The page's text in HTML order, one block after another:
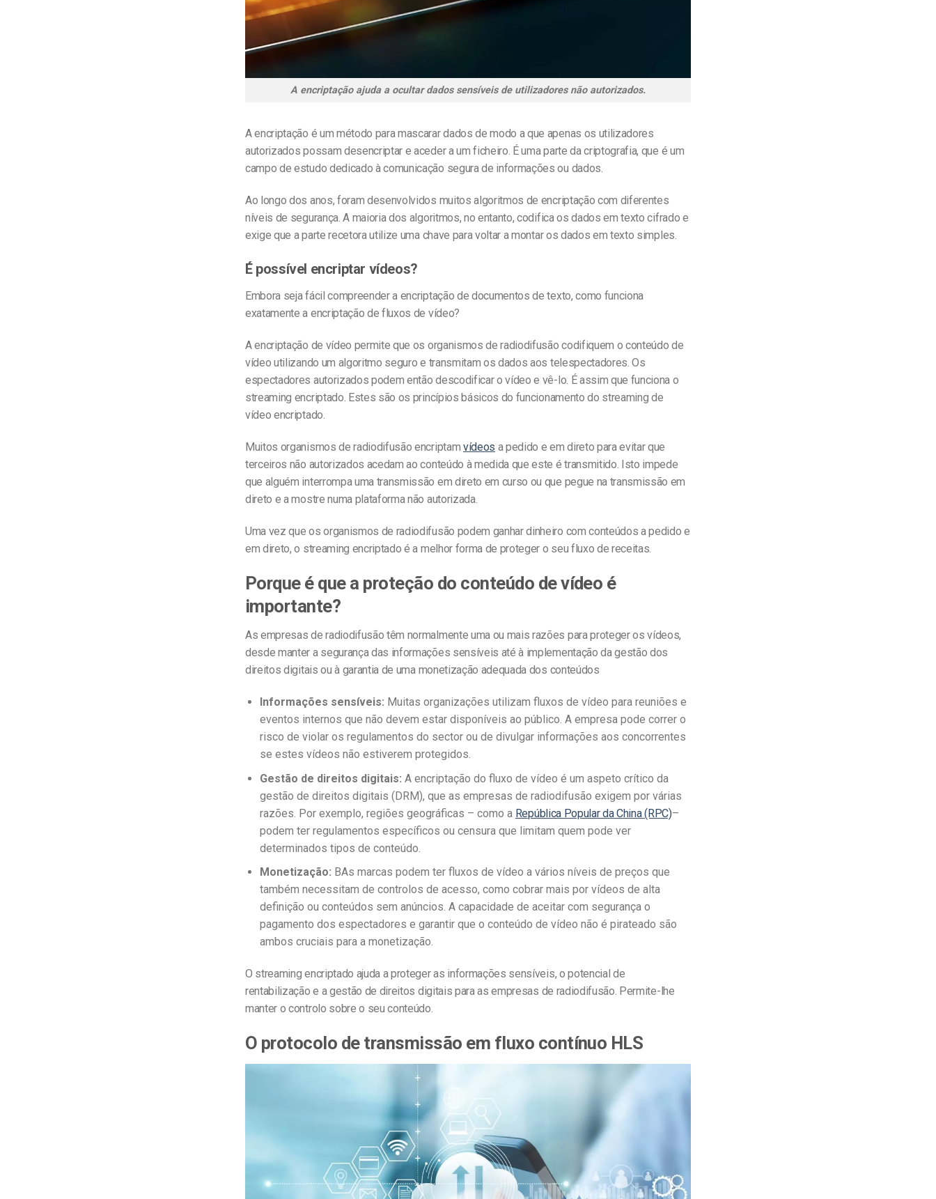
A encriptação ajuda a ocultar dados sensíveis de utilizadores não autorizados.
A encriptação é um método para mascarar dados de modo a que apenas os utilizadores
autorizados possam desencriptar e aceder a um ficheiro. É uma parte da criptografia, que é um
campo de estudo dedicado à comunicação segura de informações ou dados.
Ao longo dos anos, foram desenvolvidos muitos algoritmos de encriptação com diferentes
níveis de segurança. A maioria dos algoritmos, no entanto, codifica os dados em texto cifrado e
exige que a parte recetora utilize uma chave para voltar a montar os dados em texto simples.
É possível encriptar vídeos?
Embora seja fácil compreender a encriptação de documentos de texto, como funciona
exatamente a encriptação de fluxos de vídeo?
A encriptação de vídeo permite que os organismos de radiodifusão codifiquem o conteúdo de
vídeo utilizando um algoritmo seguro e transmitam os dados aos telespectadores. Os
espectadores autorizados podem então descodificar o vídeo e vê-lo. É assim que funciona o
streaming encriptado. Estes são os princípios básicos do funcionamento do streaming de
vídeo encriptado.
Muitos organismos de radiodifusão encriptam vídeos a pedido e em direto para evitar que
terceiros não autorizados acedam ao conteúdo à medida que este é transmitido. Isto impede
que alguém interrompa uma transmissão em direto em curso ou que pegue na transmissão em
direto e a mostre numa plataforma não autorizada.
Uma vez que os organismos de radiodifusão podem ganhar dinheiro com conteúdos a pedido e
em direto, o streaming encriptado é a melhor forma de proteger o seu fluxo de receitas.
Porque é que a proteção do conteúdo de vídeo é
importante?
As empresas de radiodifusão têm normalmente uma ou mais razões para proteger os vídeos,
desde manter a segurança das informações sensíveis até à implementação da gestão dos
direitos digitais ou à garantia de uma monetização adequada dos conteúdos
Informações sensíveis: Muitas organizações utilizam fluxos de vídeo para reuniões e
eventos internos que não devem estar disponíveis ao público. A empresa pode correr o
risco de violar os regulamentos do sector ou de divulgar informações aos concorrentes
se estes vídeos não estiverem protegidos.
Gestão de direitos digitais: A encriptação do fluxo de vídeo é um aspeto crítico da
gestão de direitos digitais (DRM), que as empresas de radiodifusão exigem por várias
razões. Por exemplo, regiões geográficas – como a República Popular da China (RPC)–
podem ter regulamentos específicos ou censura que limitam quem pode ver
determinados tipos de conteúdo.
Monetização: BAs marcas podem ter fluxos de vídeo a vários níveis de preços que
também necessitam de controlos de acesso, como cobrar mais por vídeos de alta
definição ou conteúdos sem anúncios. A capacidade de aceitar com segurança o
pagamento dos espectadores e garantir que o conteúdo de vídeo não é pirateado são
ambos cruciais para a monetização.
O streaming encriptado ajuda a proteger as informações sensíveis, o potencial de
rentabilização e a gestão de direitos digitais para as empresas de radiodifusão. Permite-lhe
manter o controlo sobre o seu conteúdo.
O protocolo de transmissão em fluxo contínuo HLS